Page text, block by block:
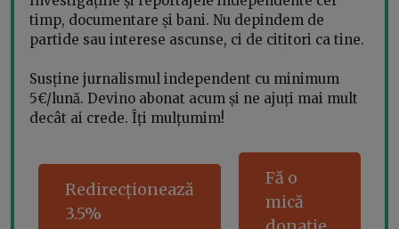
timp, documentare și bani. Nu depindem de
partide sau interese ascunse, ci de cititori ca tine.
Susține jurnalismul independent cu minimum
5€/lună. Devino abonat acum și ne ajuți mai mult
decât ai crede. Îți mulțumim!
Redirecționează
3.5%
Fă o
mică